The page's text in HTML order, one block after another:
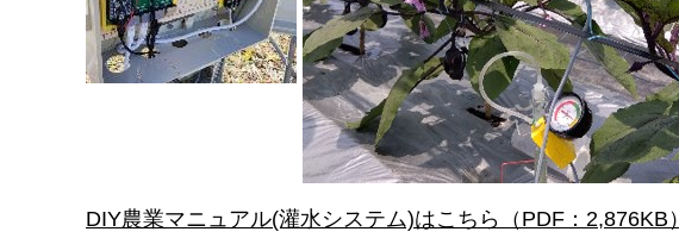
DIY農業マニュアル(灌水システム)はこちら（PDF：2,876KB）